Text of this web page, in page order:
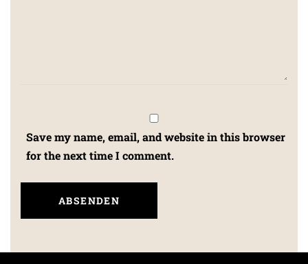
Save my name, email, and website in this browser
for the next time I comment.